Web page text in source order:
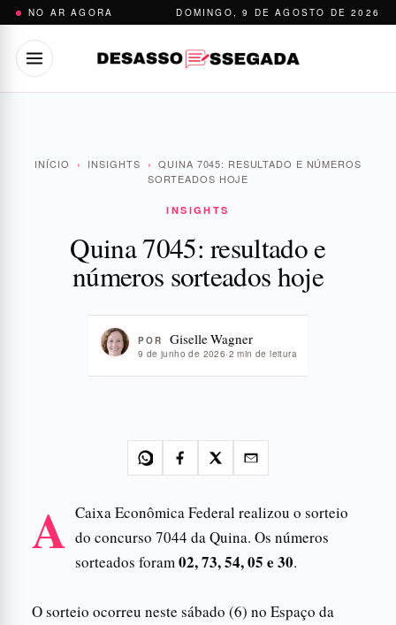
Pular
conteúdo
NO AR AGORA DOMINGO, 9 DE AGOSTO DE 2026
INÍCIO › INSIGHTS › QUINA 7045: RESULTADO E NÚMEROS
SORTEADOS HOJE
INSIGHTS
Quina 7045: resultado e
números sorteados hoje
POR Giselle Wagner
9 de junho de 2026·2 min de leitura
A Caixa Econômica Federal realizou o sorteio
do concurso 7044 da Quina. Os números
sorteados foram02, 73, 54, 05 e 30.
O sorteio ocorreu neste sábado (6) no Espaço da